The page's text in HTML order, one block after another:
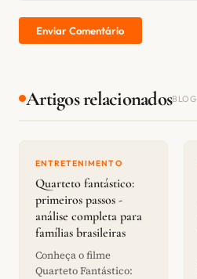
Enviar Comentário
Artigos relacionadosBLOG
ENTRETENIMENTO
Quarteto fantástico:
primeiros passos -
análise completa para
famílias brasileiras
Conheça o filme
Quarteto Fantástico: